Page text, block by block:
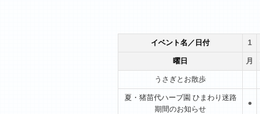
イベント名／日付 1
曜日 月
うさぎとお散歩
夏・猪苗代ハーブ園 ひまわり迷路
期間のお知らせ
●